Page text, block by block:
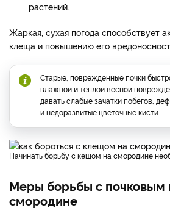
растений.
Жаркая, сухая погода способствует
клеща и повышению его
Старые, поврежденные почки
влажной и теплой весной
давать слабые зачатки побегов,
и недоразвитые цветочные кисти
начинать борьбу с кещом на смородине
Меры борьбы с
смородине